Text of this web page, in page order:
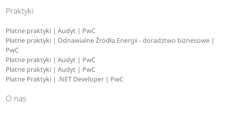
Praktyki
Płatne praktyki | Audyt | PwC
Płatne praktyki | Odnawialne Źródła Energii - doradztwo biznesowe |
PwC
Płatne praktyki | Audyt | PwC
Płatne praktyki | Audyt | PwC
Płatne Praktyki | .NET Developer | PwC
O nas